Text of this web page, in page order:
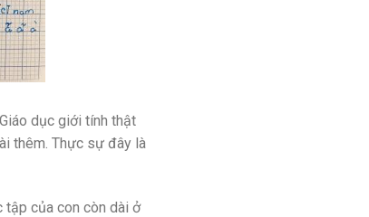
dục giới tính thật
thêm. Thực sự đây là
tập của con còn dài ở